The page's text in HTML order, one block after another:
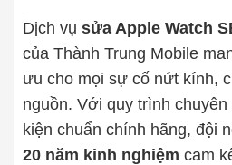
Thay màn hình Thay
Thay loa Thay kính
Thay mic Thay rung
Thay màn hình
Màn hình iPhone Màn
Dịch vụ sửa Apple Watch
của Thành Trung Mobile
ưu cho mọi sự cố nứt kính,
nguồn. Với quy trình
kiện chuẩn chính hãng, đội
20 năm kinh nghiệm cam